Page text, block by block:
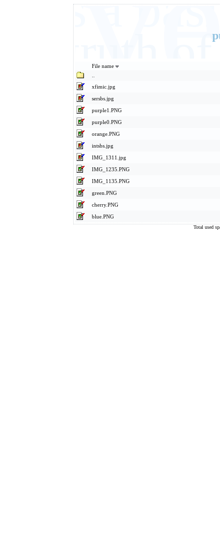
truth
File name
xfimic.jpg
sersbs.jpg
purple1.PNG
purple0.PNG
orange.PNG
intsbs.jpg
IMG_1311.jpg
IMG_1235.PNG
IMG_1135.PNG
green.PNG
cherry.PNG
blue.PNG
Total used